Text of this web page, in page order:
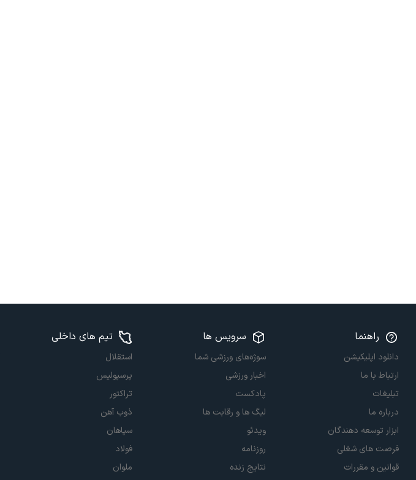
راهنما
دانلود اپلیکیشن
ارتباط با ما
تبلیغات
درباره ما
ابزار توسعه دهندگان
فرصت های شغلی
قوانین و مقررات
سرویس ها
سوژه‌های ورزشی شما
اخبار ورزشی
پادکست
لیگ ها و رقابت ها
ویدئو
روزنامه
نتایج زنده
تیم های داخلی
استقلال
پرسپولیس
تراکتور
ذوب آهن
سپاهان
فولاد
ملوان